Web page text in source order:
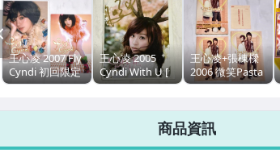
王心凌 2007 Fly
Cyndi 初回限定
盤 / 艾迴唱片 台
CD+DVD 附歌詞
王心凌 2005
Cyndi With U [
親筆簽名 / 正式
陸紙盒版專輯
CD 附歌詞 東京
王心凌+張棟樑
2006 微笑Pasta
電視原聲帶 [微
台灣紙盒版專輯
CD+DVD 附彩頁
故事寫真一本
PREV
商品資訊